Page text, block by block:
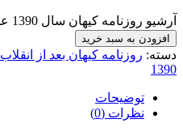
آرشیو روزنامه کیهان سال 1390 عدد
افزودن به سبد خرید
دسته: روزنامه کیهان بعد از انقلاب
1390
توضیحات
نظرات (0)